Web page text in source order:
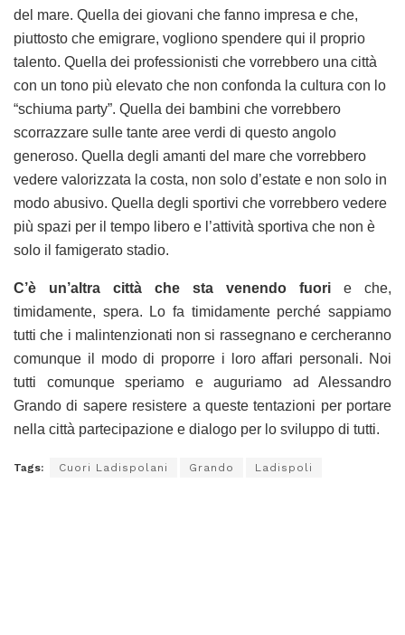
del mare. Quella dei giovani che fanno impresa e che,
piuttosto che emigrare, vogliono spendere qui il proprio
talento. Quella dei professionisti che vorrebbero una città
con un tono più elevato che non confonda la cultura con lo
“schiuma party”. Quella dei bambini che vorrebbero
scorrazzare sulle tante aree verdi di questo angolo
generoso. Quella degli amanti del mare che vorrebbero
vedere valorizzata la costa, non solo d’estate e non solo in
modo abusivo. Quella degli sportivi che vorrebbero vedere
più spazi per il tempo libero e l’attività sportiva che non è
solo il famigerato stadio.
C’è un’altra città che sta venendo fuori e che,
timidamente, spera. Lo fa timidamente perché sappiamo
tutti che i malintenzionati non si rassegnano e cercheranno
comunque il modo di proporre i loro affari personali. Noi
tutti comunque speriamo e auguriamo ad Alessandro
Grando di sapere resistere a queste tentazioni per portare
nella città partecipazione e dialogo per lo sviluppo di tutti.
Tags: Cuori Ladispolani Grando Ladispoli